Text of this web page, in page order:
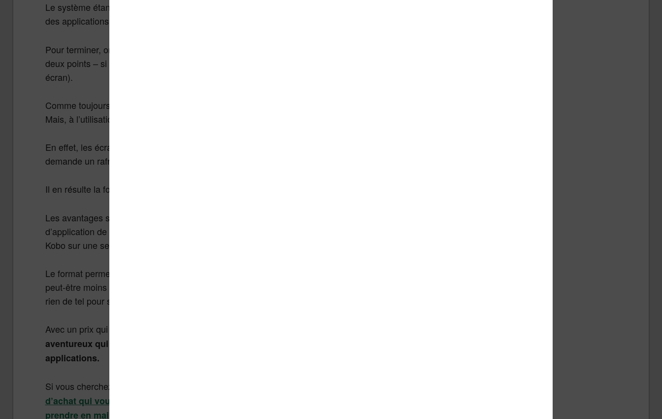
Le système étant une version 6.0 d’Android, on devrait avoir une assez bonne compatibilité avec
des applications récentes.
Pour terminer, on a un stylet qui permet la saisie de textes manuscrits sur l’écran tactile (capacitif,
deux points – si on se fie à la fiche technique de la liseuse Likebook Mars qui possède ce même
écran).
Comme toujours, je trouve que le concept d’une liseuse avec un système Android est séduisant.
Mais, à l’utilisation, c’est toujours un peu compliqué.
En effet, les écrans à encre électronique ne sont pas vraiment conçus pour ce type de système qui
demande un rafraîchissement rapide de l’écran.
Il en résulte la forte impression d’une liseuse à la traîne (tout le système semble patiner).
Les avantages sont néanmoins bien présents. Le principal étant d’avoir la possibilité de changer
d’application de lecture et de lire à la fois des ebooks de sa collection Kindle et de la bibliothèque
Kobo sur une seule liseuse.
Le format permet également de lire dans de très bonnes conditions. Une liseuse 7,8 pouces est
peut-être moins transportable et plus encombrante, mais à la maison dans un bon fauteuil, il n’y a
rien de tel pour s’immerger dans un bon roman !
Avec un prix qui devrait tourner autour des 350€,
aventureux qui aiment mettre les mains dans les paramétrages du système Android et des
applications.
Si vous cherchez une liseuse simple d’accès, il est préférable de vous tourner vers
d’achat qui vous conseillera une machine de lecture de livres électroniques plus simple à
prendre en main